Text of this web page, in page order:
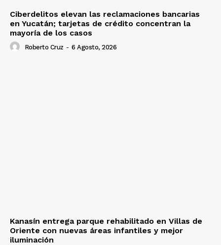
Ciberdelitos elevan las reclamaciones bancarias
en Yucatán; tarjetas de crédito concentran la
mayoría de los casos
Roberto Cruz - 6 Agosto, 2026
Kanasín entrega parque rehabilitado en Villas de
Oriente con nuevas áreas infantiles y mejor
iluminación